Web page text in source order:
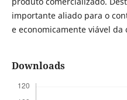
importante aliado para o
e economicamente viável
Downloads